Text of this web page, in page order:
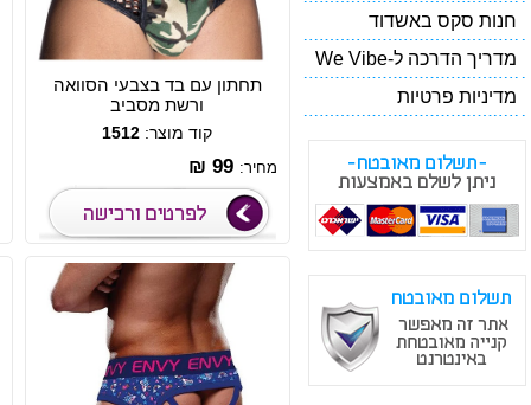
חנות סקס באשדוד
מדריך הדרכה ל-We Vibe
מדיניות פרטיות
תחתון עם בד בצבעי הסוואה
ורשת מסביב
קוד מוצר: 1512
מחיר: 99 ₪